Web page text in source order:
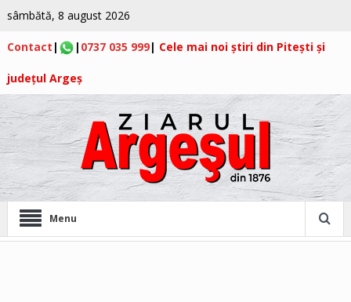
sâmbătă, 8 august 2026
Contact | | 0737 035 999| Cele mai noi știri din Pitești și
județul Argeș
Menu